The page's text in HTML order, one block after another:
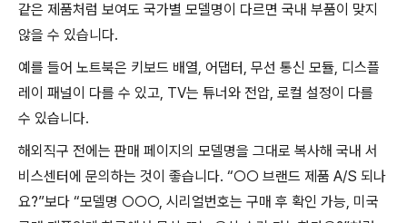
같은 제품처럼 보여도 국가별 모델명이 다르면 국내 부품이 맞지
않을 수 있습니다.
예를 들어 노트북은 키보드 배열, 어댑터, 무선 통신 모듈, 디스플
레이 패널이 다를 수 있고, TV는 튜너와 전압, 로컬 설정이 다를
수 있습니다.
해외직구 전에는 판매 페이지의 모델명을 그대로 복사해 국내 서
비스센터에 문의하는 것이 좋습니다. “○○ 브랜드 제품 A/S 되나
요?”보다 “모델명 ○○○, 시리얼번호는 구매 후 확인 가능, 미국